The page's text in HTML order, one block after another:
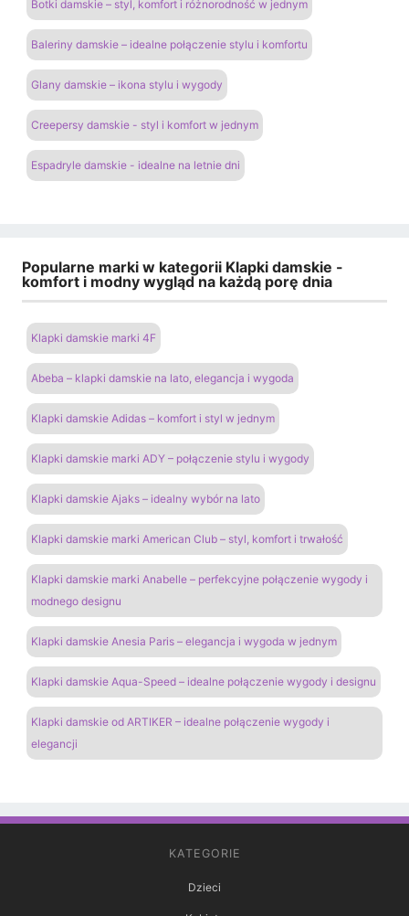
Botki damskie – styl, komfort i różnorodność w jednym
Baleriny damskie – idealne połączenie stylu i komfortu
Glany damskie – ikona stylu i wygody
Creepersy damskie - styl i komfort w jednym
Espadryle damskie - idealne na letnie dni
Popularne marki w kategorii Klapki damskie -
komfort i modny wygląd na każdą porę dnia
Klapki damskie marki 4F
Abeba – klapki damskie na lato, elegancja i wygoda
Klapki damskie Adidas – komfort i styl w jednym
Klapki damskie marki ADY – połączenie stylu i wygody
Klapki damskie Ajaks – idealny wybór na lato
Klapki damskie marki American Club – styl, komfort i trwałość
Klapki damskie marki Anabelle – perfekcyjne połączenie wygody i
modnego designu
Klapki damskie Anesia Paris – elegancja i wygoda w jednym
Klapki damskie Aqua-Speed – idealne połączenie wygody i designu
Klapki damskie od ARTIKER – idealne połączenie wygody i
elegancji
KATEGORIE
Dzieci